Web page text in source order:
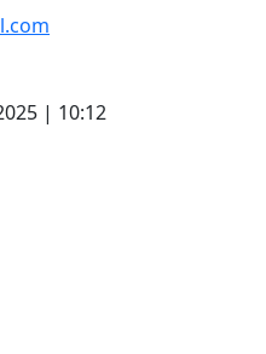
| 10:12